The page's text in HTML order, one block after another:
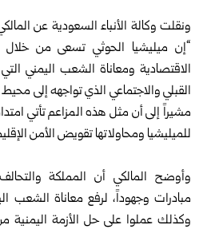
ونقلت وكالة الأنباء السعودية عن
“إن ميليشيا الحوثي تسعى من خلال
الاقتصادية ومعاناة الشعب اليمني
القبلي والاجتماعي الذي تواجهه إلى
مشيراً إلى أن مثل هذه المزاعم تأتي
للميليشيا ومحاولاتها تقويض الأمن
وأوضح المالكي أن المملكة
مبادرات وجهوداً، لرفع معاناة الشعب
وكذلك عملوا على حل الأزمة